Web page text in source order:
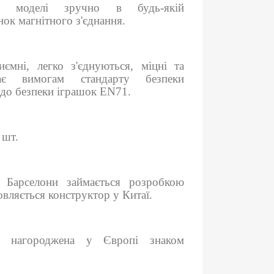
моделі зручно в будь-якій
магнітного з'єднання.
легко з'єднуються, міцні та
вимогам стандарту безпеки
безпеки іграшок EN71.
шт.
займається розробкою
конструктор у Китаї.
нагороджена у Європі знаком